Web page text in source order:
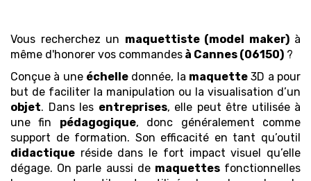
Vous recherchez un maquettiste (model maker)à
même d'honorer vos commandes à Cannes (06150) ?
Conçue à une échelle donnée, la maquette 3D a pour
but de faciliter la manipulation ou la visualisation d’un
objet. Dans les entreprises, elle peut être utilisée à
une fin pédagogique, donc généralement comme
support de formation. Son efficacité en tant qu’outil
didactique réside dans le fort impact visuel qu’elle
dégage. On parle aussi de maquettesfonctionnelles